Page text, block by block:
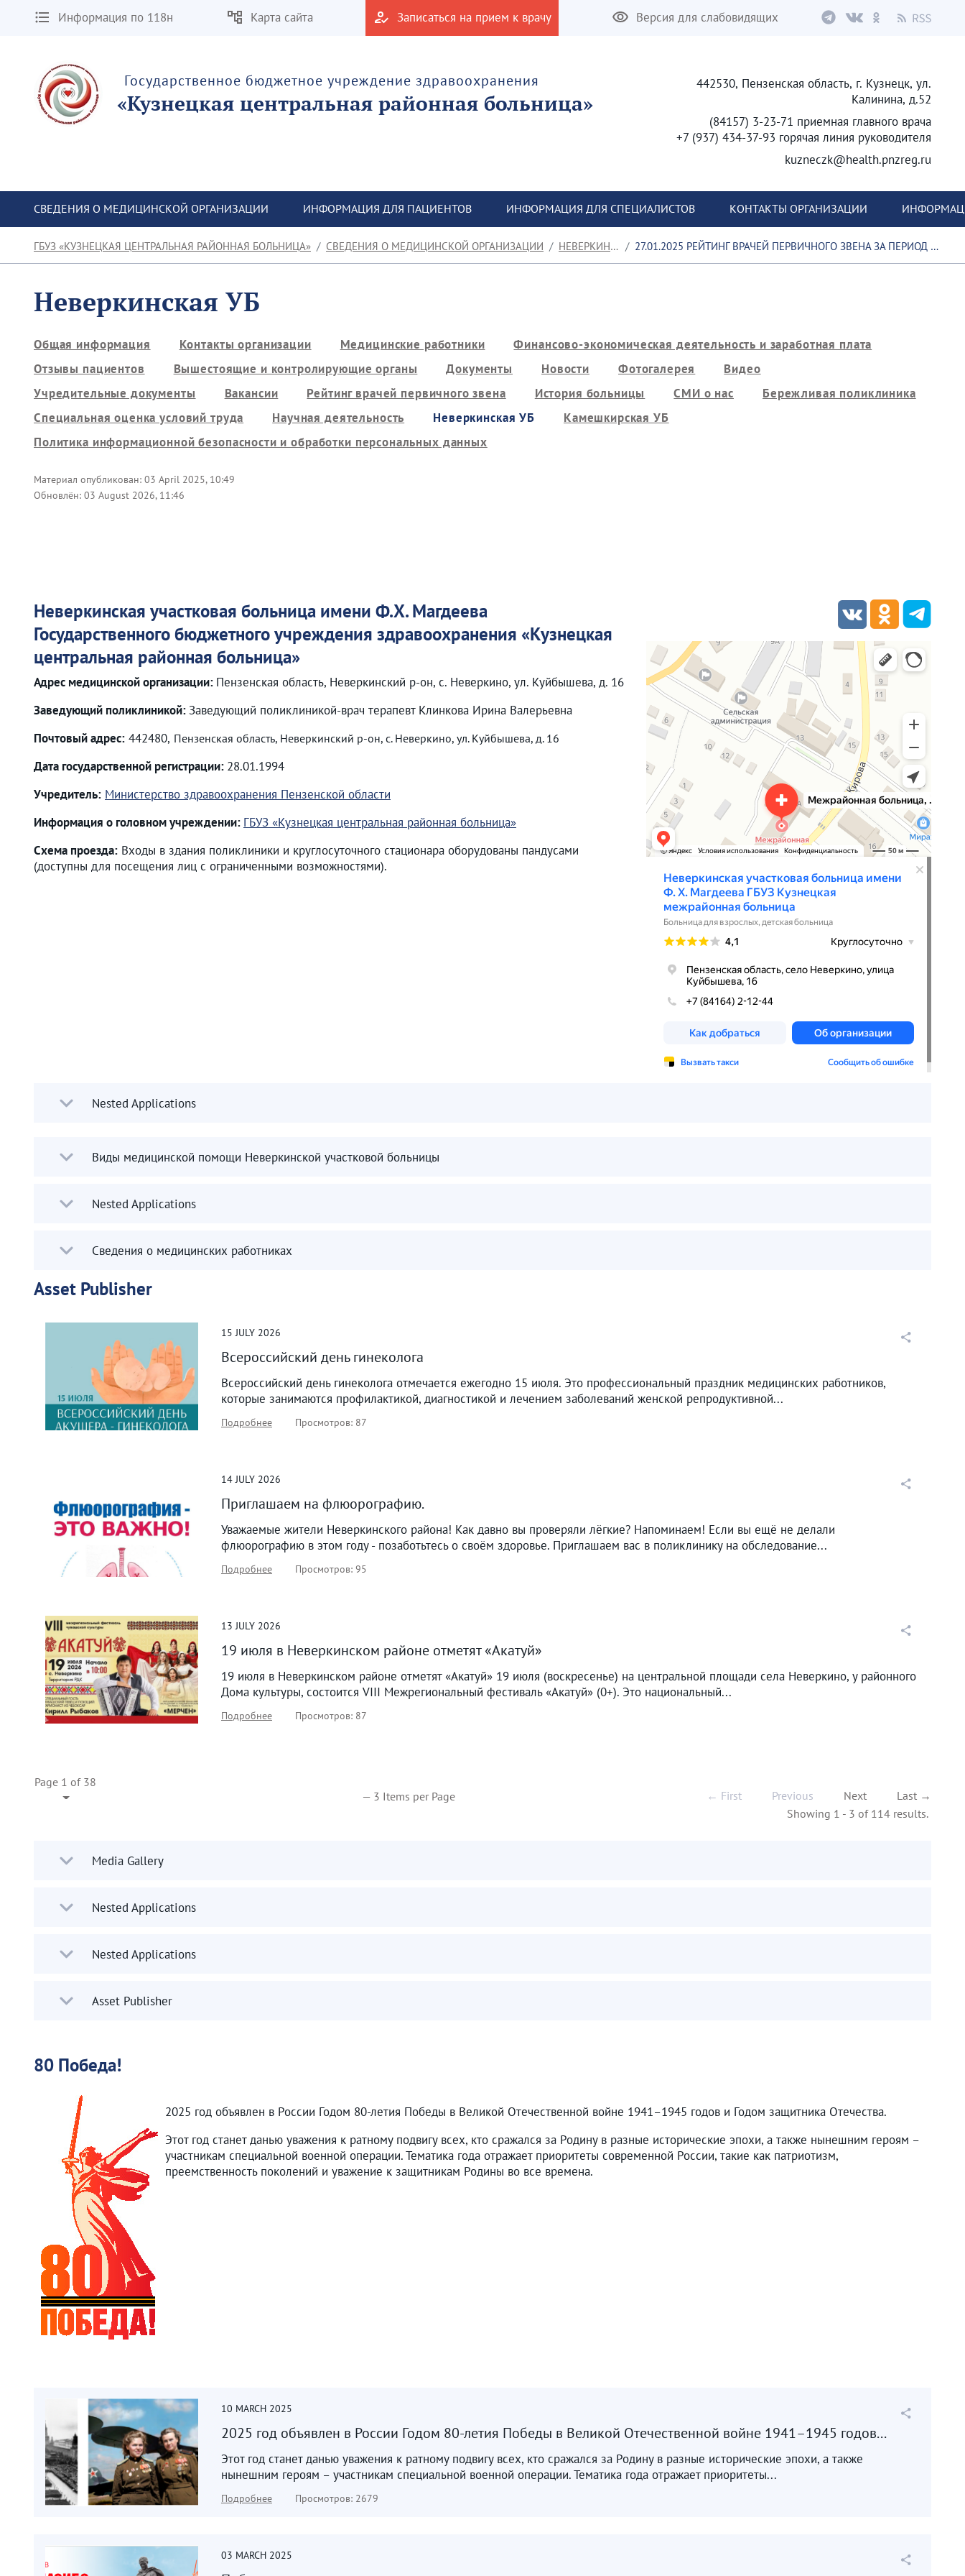
Информация по 118н Карта сайта Записаться на прием к врачу Версия для слабовидящих
Государственное бюджетное учреждение здравоохранения
«Кузнецкая центральная районная больница»
442530, Пензенская область, г. Кузнецк, ул.
Калинина, д.52
(84157) 3-23-71 приемная главного врача
+7 (937) 434-37-93 горячая линия руководителя
kuzneczk@health.pnzreg.ru
СВЕДЕНИЯ О МЕДИЦИНСКОЙ ОРГАНИЗАЦИИ ИНФОРМАЦИЯ ДЛЯ ПАЦИЕНТОВ ИНФОРМАЦИЯ ДЛЯ СПЕЦИАЛИСТОВ КОНТАКТЫ ОРГАНИЗАЦИИ
ГБУЗ «КУЗНЕЦКАЯ ЦЕНТРАЛЬНАЯ РАЙОННАЯ БОЛЬНИЦА» СВЕДЕНИЯ О МЕДИЦИНСКОЙ ОРГАНИЗАЦИИ НЕВЕРКИНСКАЯ УБ 27.01.2025 РЕЙТИНГ ВРАЧЕЙ ПЕРВИЧНОГО ЗВЕНА ЗА ПЕРИОД С 20.01.2025 ПО 26.01.2025 ГОД
Неверкинская УБ
Общая информация Контакты организации Медицинские работники
Финансово-экономическая деятельность и заработная плата
Отзывы пациентов
Вышестоящие и контролирующие органы Документы Новости Фотогалерея
Видео
Учредительные документы
Вакансии Рейтинг врачей первичного звена История больницы СМИ о нас
Бережливая поликлиника
Специальная оценка условий труда
Научная деятельность Неверкинская УБ
Камешкирская УБ
Политика информационной безопасности и обработки персональных данных
Материал опубликован: 03 April 2025, 10:49
Обновлён: 03 August 2026, 11:46
Неверкинская участковая больница имени Ф.Х. Магдеева
Государственного бюджетного учреждения здравоохранения «Кузнецкая
центральная районная больница»
Адрес медицинской организации: Пензенская область, Неверкинский р-он, с. Неверкино, ул. Куйбышева, д. 16
Заведующий поликлиникой: Заведующий поликлиникой-врач терапевт Клинкова Ирина Валерьевна
Почтовый адрес: 442480, Пензенская область, Неверкинский р-он, с. Неверкино, ул. Куйбышева, д. 16
Дата государственной регистрации: 28.01.1994
Учредитель: Министерство здравоохранения Пензенской области
Информация о головном учреждении: ГБУЗ «Кузнецкая центральная районная больница»
Схема проезда: Входы в здания поликлиники и круглосуточного стационара оборудованы пандусами
(доступны для посещения лиц с ограниченными возможностями).
Nested Applications
Виды медицинской помощи Неверкинской участковой больницы
Nested Applications
Сведения о медицинских работниках
Asset Publisher
15 JULY 2026
Всероссийский день гинеколога
Всероссийский день гинеколога отмечается ежегодно 15 июля. Это профессиональный праздник медицинских работников,
которые занимаются профилактикой, диагностикой и лечением заболеваний женской репродуктивной...
Подробнее Просмотров: 87
14 JULY 2026
Приглашаем на флюорографию.
Уважаемые жители Неверкинского района! Как давно вы проверяли лёгкие? Напоминаем! Если вы ещё не делали
флюорографию в этом году - позаботьтесь о своём здоровье. Приглашаем вас в поликлинику на обследование...
Подробнее Просмотров: 95
13 JULY 2026
19 июля в Неверкинском районе отметят «Акатуй»
19 июля в Неверкинском районе отметят «Акатуй» 19 июля (воскресенье) на центральной площади села Неверкино, у районного
Дома культуры, состоится VIII Межрегиональный фестиваль «Акатуй» (0+). Это национальный...
Подробнее Просмотров: 87
Page 1 of 38
— 3 Items per Page
Showing 1 - 3 of 114 results.
← First Previous Next Last →
Media Gallery
Nested Applications
Nested Applications
Asset Publisher
80 Победа!
2025 год объявлен в России Годом 80-летия Победы в Великой Отечественной войне 1941–1945 годов и Годом защитника Отечества.
Этот год станет данью уважения к ратному подвигу всех, кто сражался за Родину в разные исторические эпохи, а также нынешним героям –
участникам специальной военной операции. Тематика года отражает приоритеты современной России, такие как патриотизм,
преемственность поколений и уважение к защитникам Родины во все времена.
10 MARCH 2025
2025 год объявлен в России Годом 80-летия Победы в Великой Отечественной войне 1941–1945 годов...
Этот год станет данью уважения к ратному подвигу всех, кто сражался за Родину в разные исторические эпохи, а также
нынешним героям – участникам специальной военной операции. Тематика года отражает приоритеты...
Подробнее Просмотров: 2679
03 MARCH 2025